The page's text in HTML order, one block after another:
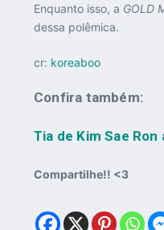
Enquanto isso, a GOLD
dessa polêmica.
cr: koreaboo
Confira também:
Tia de Kim Sae
Compartilhe!! <3